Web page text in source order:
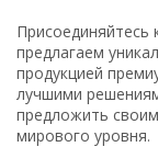
предлагаем
продукцией
лучшими
предложить
мирового уровня.